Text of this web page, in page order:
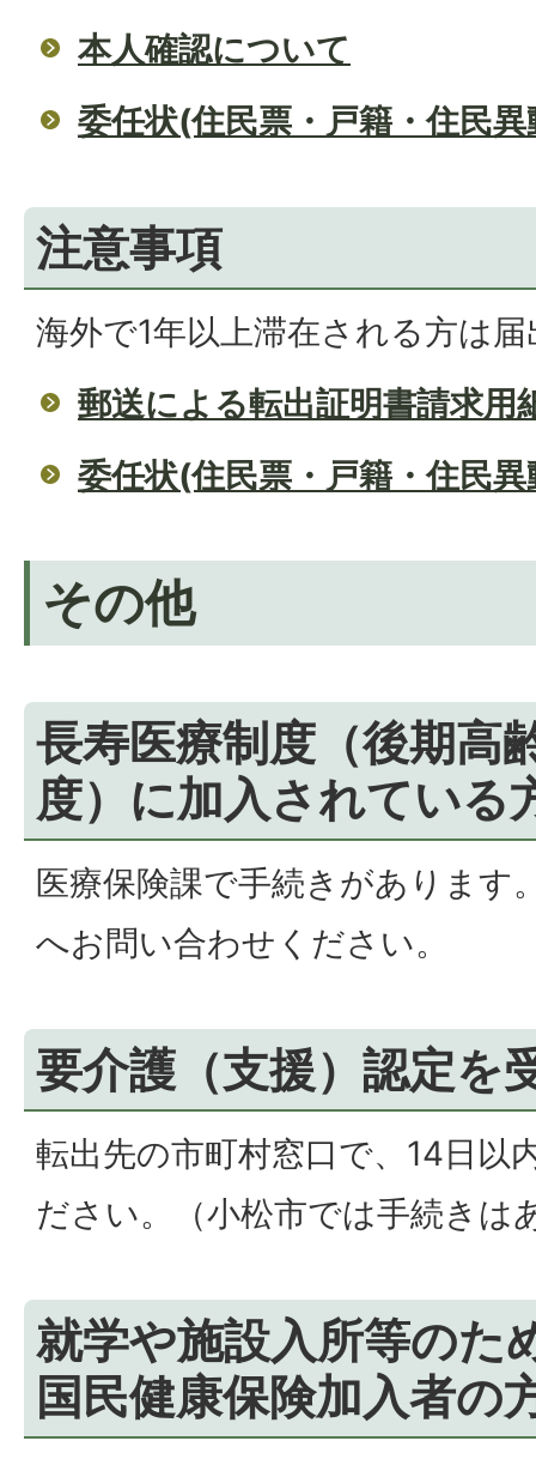
本人確認について
委任状(住民票・戸籍・住民
注意事項
海外で1年以上滞在される方は
郵送による転出証明書請求用
委任状(住民票・戸籍・住民
その他
長寿医療制度（後期高
度）に加入されている
医療保険課で手続きがあります
へお問い合わせください。
要介護（支援）認定を
転出先の市町村窓口で、14日以
ださい。（小松市では手続きは
就学や施設入所等のた
国民健康保険加入者の